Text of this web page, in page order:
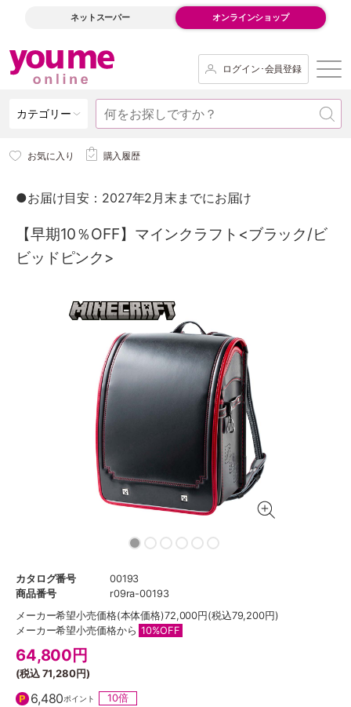
ネットスーパー オンラインショップ
ログイン･会員登録
カテゴリー
お気に入り 購入履歴
●お届け目安：2027年2月末までにお届け
【早期10％OFF】マインクラフト<ブラック/ビ
ビッドピンク>
カタログ番号
00193
商品番号
r09ra-00193
メーカー希望小売価格(本体価格)72,000円(税込79,200円)
メーカー希望小売価格から 10%OFF
64,800 円
(税込71,280円)
6,480ポイント
10倍